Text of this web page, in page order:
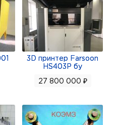
сварной,
3D принтер Farsoon
HS403P бу
27 800 000 ₽